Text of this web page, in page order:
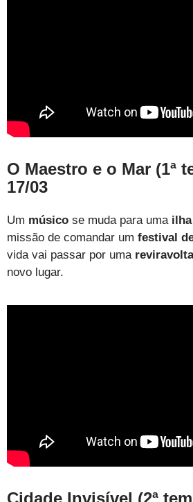
O Maestro e o Mar (1ª
17/03
Um músico se muda para umailha
missão de comandar um festival
vida vai passar por uma
novo lugar.
Cidade Invisível (2ª